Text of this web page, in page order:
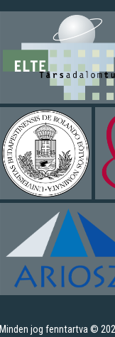
Minden jog fenntartva ©